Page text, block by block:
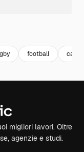
football calcio
migliori lavori. Oltre
agenzie e studi.